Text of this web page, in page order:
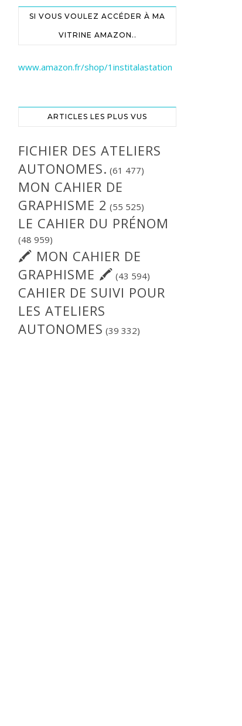
SI VOUS VOULEZ ACCÉDER À MA
VITRINE AMAZON..
www.amazon.fr/shop/1institalastation
ARTICLES LES PLUS VUS
FICHIER DES ATELIERS
AUTONOMES. (61 477)
MON CAHIER DE
GRAPHISME 2 (55 525)
LE CAHIER DU PRÉNOM
(48 959)
🖍 MON CAHIER DE
GRAPHISME 🖍 (43 594)
CAHIER DE SUIVI POUR
LES ATELIERS
AUTONOMES (39 332)